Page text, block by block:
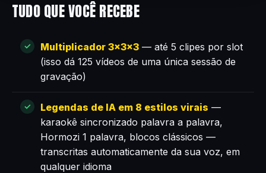
TUDO QUE VOCÊ RECEBE
Multiplicador 3×3×3 — até 5 clipes por slot
(isso dá 125 vídeos de uma única sessão de
gravação)
Legendas de IA em 8 estilos virais —
karaokê sincronizado palavra a palavra,
Hormozi 1 palavra, blocos clássicos —
transcritas automaticamente da sua voz, em
qualquer idioma